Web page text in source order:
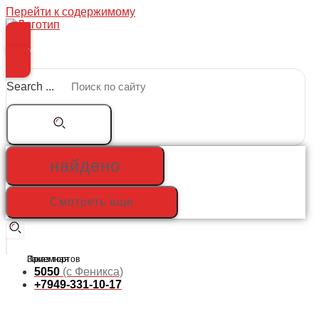
Перейти к содержимому
Меню
Search ...
найдено
Смотреть еще
5050 (с Феникса)
+7949-331-10-17